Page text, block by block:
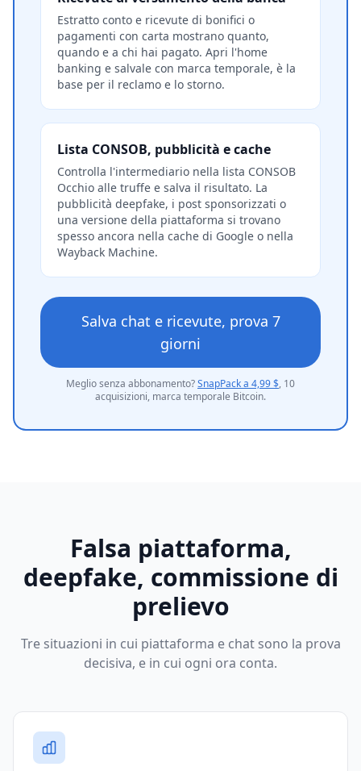
Estratto conto e ricevute di bonifici o
pagamenti con carta mostrano quanto,
quando e a chi hai pagato. Apri l'home
banking e salvale con marca temporale, è la
base per il reclamo e lo storno.
Lista CONSOB, pubblicità e cache
Controlla l'intermediario nella lista CONSOB
Occhio alle truffe e salva il risultato. La
pubblicità deepfake, i post sponsorizzati o
una versione della piattaforma si trovano
spesso ancora nella cache di Google o nella
Wayback Machine.
Salva chat e ricevute, prova 7
giorni
Meglio senza abbonamento?SnapPack a 4,99 $, 10
acquisizioni, marca temporale Bitcoin.
Falsa piattaforma,
deepfake, commissione di
prelievo
Tre situazioni in cui piattaforma e chat sono la prova
decisiva, e in cui ogni ora conta.